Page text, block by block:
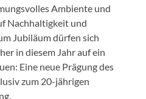
Ambiente und
Nachhaltigkeit und
Jubiläum dürfen sich
in diesem Jahr auf ein
Eine neue Prägung des
zum 20-jährigen